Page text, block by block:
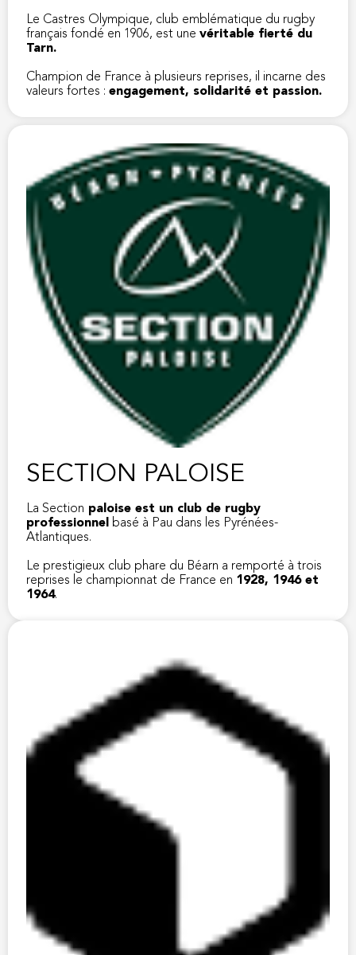
Le Castres Olympique, club emblématique du rugby
français fondé en 1906, est une véritable fierté du
Tarn.
Champion de France à plusieurs reprises, il incarne des
valeurs fortes : engagement, solidarité et passion.
SECTION PALOISE
La Section paloise est un club de rugby
professionnel basé à Pau dans les Pyrénées-
Atlantiques.
Le prestigieux club phare du Béarn a remporté à trois
reprises le championnat de France en 1928, 1946 et
1964.